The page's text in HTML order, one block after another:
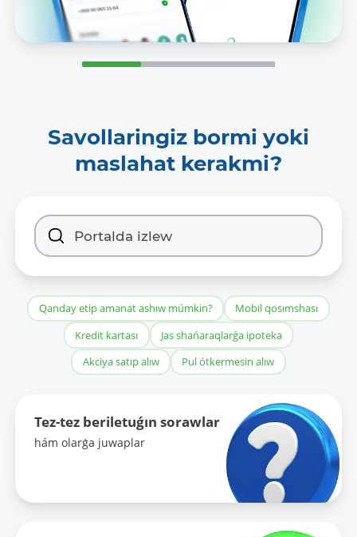
Savollaringiz bormi yoki
maslahat kerakmi?
Qanday etip amanat ashıw múmkin?
Mobil qosımshası
Kredit kartası
Jas shańaraqlarǵa ipoteka
Akciya satıp alıw
Pul ótkermesin alıw
Tez-tez beriletuǵın sorawlar
hám olarǵa juwaplar